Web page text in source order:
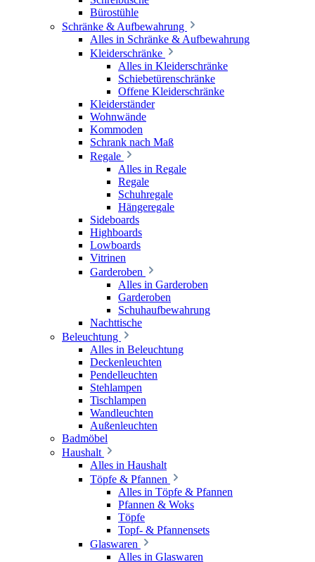
Bürostühle
Schränke & Aufbewahrung
Alles in Schränke & Aufbewahrung
Kleiderschränke
Alles in Kleiderschränke
Schiebetürenschränke
Offene Kleiderschränke
Kleiderständer
Wohnwände
Kommoden
Schrank nach Maß
Regale
Alles in Regale
Regale
Schuhregale
Hängeregale
Sideboards
Highboards
Lowboards
Vitrinen
Garderoben
Alles in Garderoben
Garderoben
Schuhaufbewahrung
Nachttische
Beleuchtung
Alles in Beleuchtung
Deckenleuchten
Pendelleuchten
Stehlampen
Tischlampen
Wandleuchten
Außenleuchten
Badmöbel
Haushalt
Alles in Haushalt
Töpfe & Pfannen
Alles in Töpfe & Pfannen
Pfannen & Woks
Töpfe
Topf- & Pfannensets
Glaswaren
Alles in Glaswaren